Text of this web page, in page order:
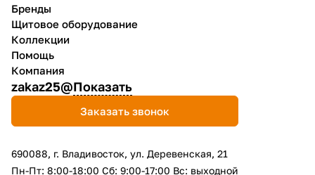
Бренды
Щитовое оборудование
Коллекции
Помощь
Компания
zakaz25@Показать
Заказать звонок
690088, г. Владивосток, yл. Деревенская, 21
Пн-Пт: 8:00-18:00 Сб: 9:00-17:00 Вс: выходной